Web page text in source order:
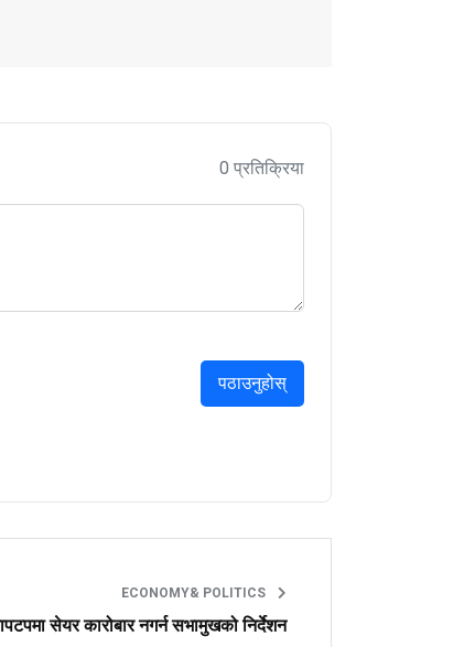
0 प्रतिक्रिया
पठाउनुहोस्
ECONOMY& POLITICS
सेयर कारोबार नगर्न सभामुखको निर्देशन